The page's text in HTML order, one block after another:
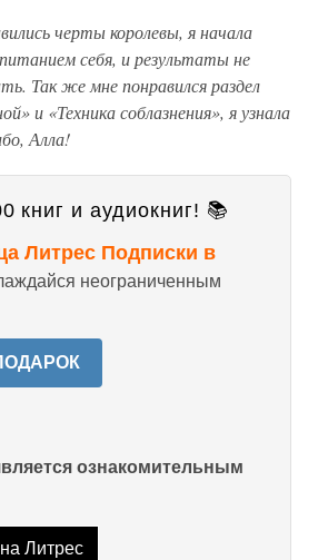
черты королевы, я начала
себя, и результаты не
Так же мне понравился раздел
и «Техника соблазнения», я узнала
Алла!
книг и аудиокниг! 📚
Литрес Подписки в
неограниченным
ознакомительным
Литрес